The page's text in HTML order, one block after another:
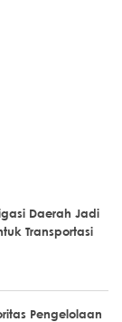
Daerah Jadi
Transportasi
Pengelolaan